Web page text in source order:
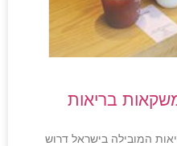
משקאות בריאות
המובילה בישראל דרוש